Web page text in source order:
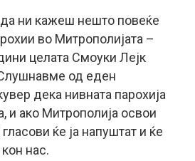
ни кажеш нешто повеќе
во Митрополијата –
целата Смоуки Лејк
Слушнавме од еден
дека нивната парохија
и ако Митрополија освои
ќе ја напуштат и ќе
нас.